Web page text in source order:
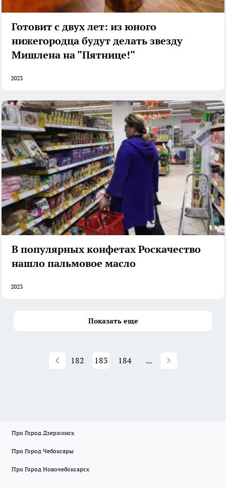
Готовит с двух лет: из юного
нижегородца будут делать звезду
Мишлена на "Пятнице!"
2023
В популярных конфетах Роскачество
нашло пальмовое масло
2023
Показать еще
182 183 184 ...
Про Город Дзержинск
Про Город Чебоксары
Про Город Новочебоксарск